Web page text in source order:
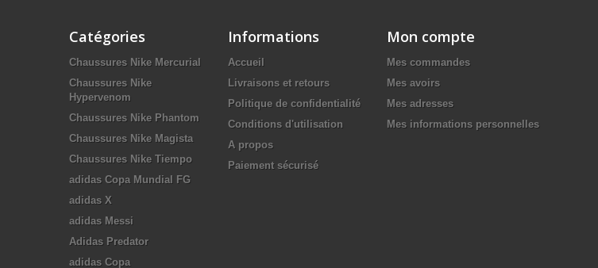
Catégories
Chaussures Nike Mercurial
Chaussures Nike
Hypervenom
Chaussures Nike Phantom
Chaussures Nike Magista
Chaussures Nike Tiempo
adidas Copa Mundial FG
adidas X
adidas Messi
Adidas Predator
adidas Copa
Informations
Accueil
Livraisons et retours
Politique de confidentialité
Conditions d'utilisation
A propos
Paiement sécurisé
Mon compte
Mes commandes
Mes avoirs
Mes adresses
Mes informations personnelles